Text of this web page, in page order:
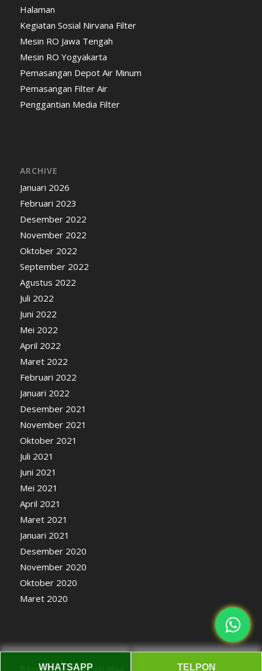
Halaman
Kegiatan Sosial Nirvana Filter
Mesin RO Jawa Tengah
Mesin RO Yogyakarta
Pemasangan Depot Air Minum
Pemasangan Filter Air
Penggantian Media Filter
ARCHIVE
Januari 2026
Februari 2023
Desember 2022
November 2022
Oktober 2022
September 2022
Agustus 2022
Juli 2022
Juni 2022
Mei 2022
April 2022
Maret 2022
Februari 2022
Januari 2022
Desember 2021
November 2021
Oktober 2021
Juli 2021
Juni 2021
Mei 2021
April 2021
Maret 2021
Januari 2021
Desember 2020
November 2020
Oktober 2020
Maret 2020
© Copyright - Nirvana Filter Abadi TELPON
WHATSAPP